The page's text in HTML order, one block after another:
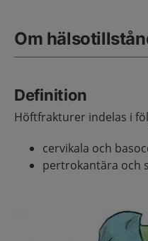
Om
Definition
Höftfrakturer indelas i
cervikala och
pertrokantära och